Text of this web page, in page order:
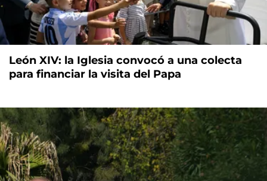
León XIV: la Iglesia convocó a una colecta
para financiar la visita del Papa